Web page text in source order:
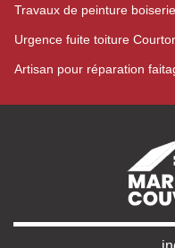
Travaux de peinture
Urgence fuite toiture
Artisan pour réparation